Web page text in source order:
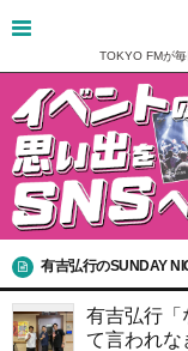
TOKYO FMが
有吉弘行のSUNDAY
有吉弘行「
て言われな